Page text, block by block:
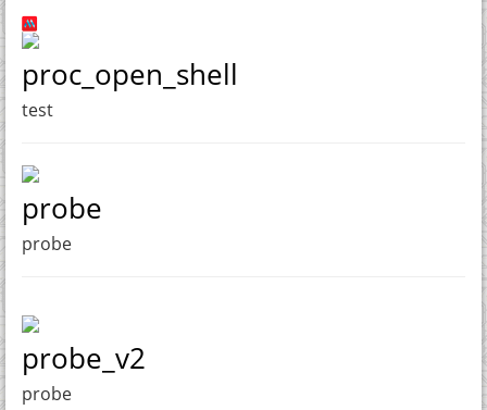
proc_open_shell
test
probe
probe
probe_v2
probe